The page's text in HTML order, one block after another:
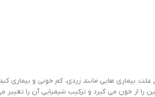
علت بیماری هایی مانند زردی، کم خونی و
از خون می گیرد و ترکیب شیمیایی آن را